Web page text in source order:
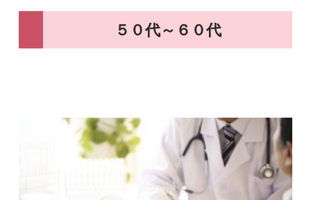
５０代～６０代